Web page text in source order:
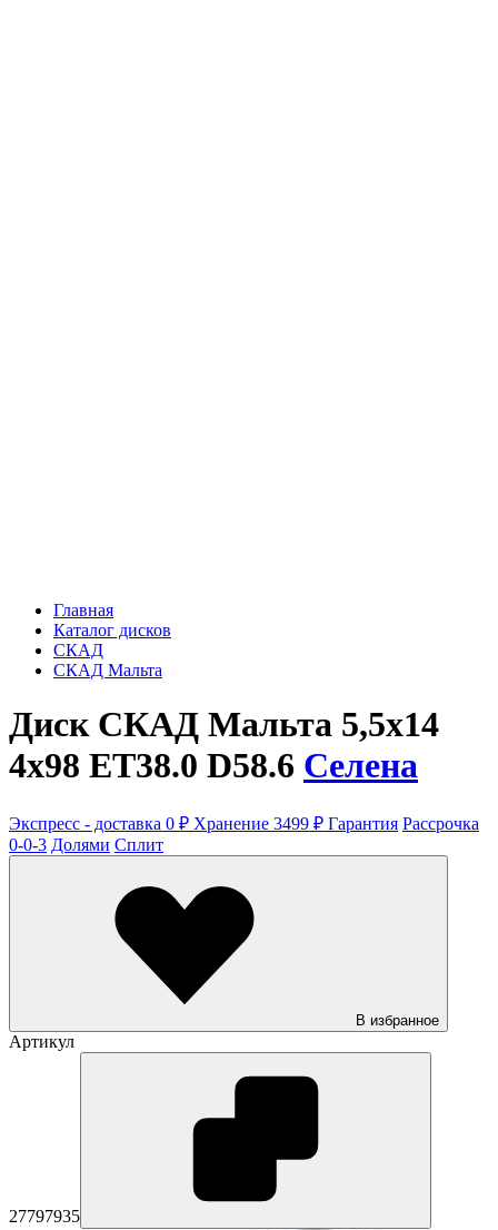
Главная
Каталог дисков
СКАД
СКАД Мальта
Диск СКАД Мальта 5,5x14
4x98 ET38.0 D58.6 Селена
Экспресс - доставка 0 ₽ Хранение 3499 ₽ Гарантия Рассрочка
0-0-3 Долями Сплит
В избранное
Артикул
27797935